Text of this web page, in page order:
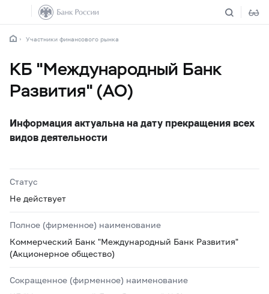
Участники финансового рынка
КБ "Международный Банк
Развития" (АО)
Информация актуальна на дату прекращения всех
видов деятельности
Статус
Не действует
Полное (фирменное) наименование
Коммерческий Банк "Международный Банк Развития"
(Акционерное общество)
Сокращенное (фирменное) наименование